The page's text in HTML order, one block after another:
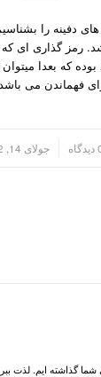
دفینه را
رمز گذاری ای
که بعدا
فهماندن می
جولای 14, 2022
شما گذاشته ایم. لذت